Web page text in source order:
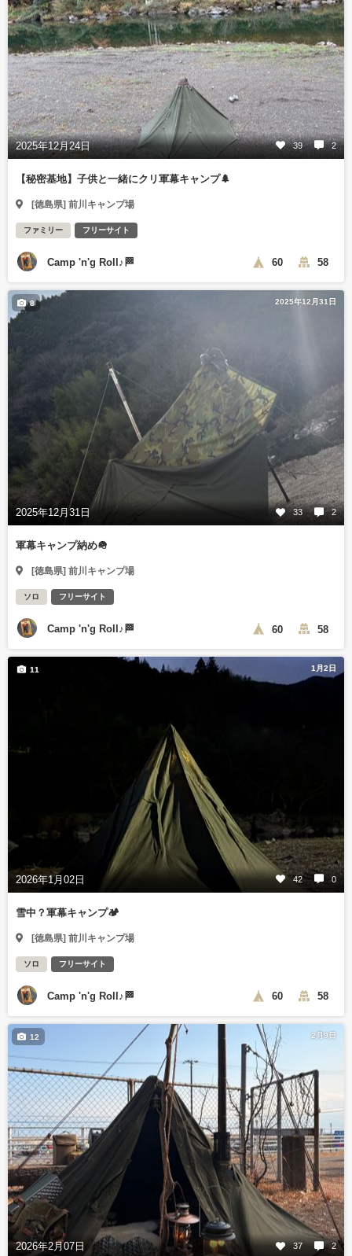
2025年12月24日 39 2
【秘密基地】子供と一緒にクリ軍幕キャンプ🌲
[徳島県] 前川キャンプ場
ファミリー フリーサイト
Camp 'n'g Roll♪🏁 60 58
2025年12月31日
2025年12月31日 33 2
8
軍幕キャンプ納め🪖
[徳島県] 前川キャンプ場
ソロ フリーサイト
Camp 'n'g Roll♪🏁 60 58
1月2日
2026年1月02日 42 0
11
雪中？軍幕キャンプ🏕️
[徳島県] 前川キャンプ場
ソロ フリーサイト
Camp 'n'g Roll♪🏁 60 58
2月9日
2026年2月07日 37 2
12